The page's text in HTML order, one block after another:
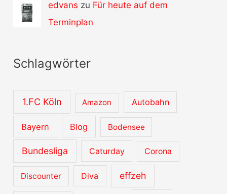
edvans zu Für heute auf dem
Terminplan
Schlagwörter
1.FC Köln Amazon Autobahn
Bayern Blog Bodensee
Bundesliga Caturday Corona
Discounter Diva effzeh